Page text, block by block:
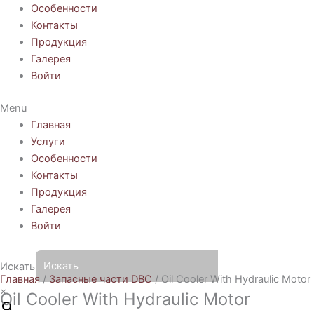
Особенности
Контакты
Продукция
Галерея
Войти
Menu
Главная
Услуги
Особенности
Контакты
Продукция
Галерея
Войти
Искать
×
Главная / Запасные части DBC / Oil Cooler With Hydraulic Motor
Oil Cooler With Hydraulic Motor